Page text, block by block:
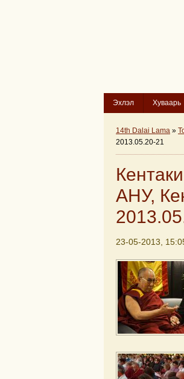
Эхлэл Хуваарь
14th Dalai Lama »
2013.05.20-21
АНУ,
23-05-2013,